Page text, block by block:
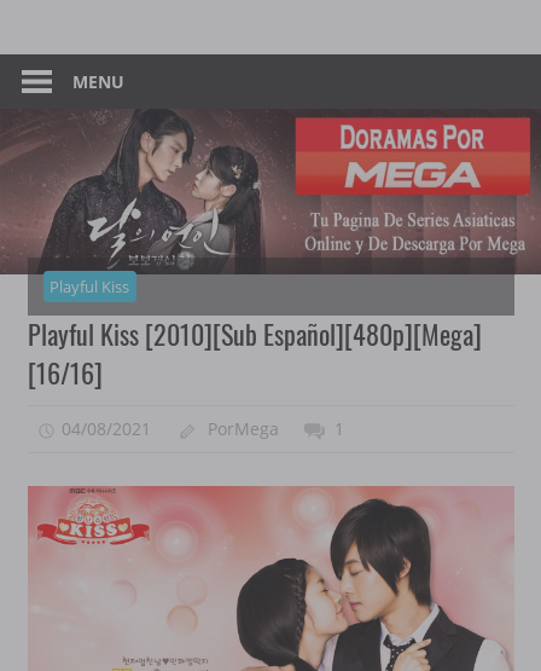
content
Dorama
–
Por
Mega
Pagina
Descarga
Por
Mega
MENU
Playful Kiss
Playful Kiss [2010][Sub Español][480p][Mega]
[16/16]
04/08/2021 PorMega 1